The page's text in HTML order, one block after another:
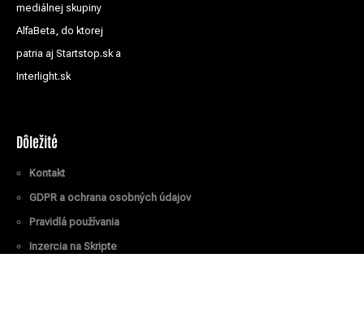
mediálnej skupiny
AlfaBeta, do ktorej
patria aj Startstop.sk a
Interlight.sk
Dôležité
Kontakt
GDPR a ochrana osobných údajov
Pravidlá používania
Inzercia na Skripte